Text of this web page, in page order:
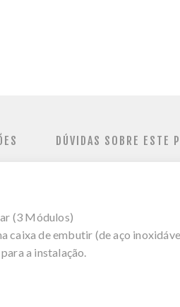
DÚVIDAS SOBRE ESTE
(3 Módulos)
caixa de embutir (de aço
a instalação.